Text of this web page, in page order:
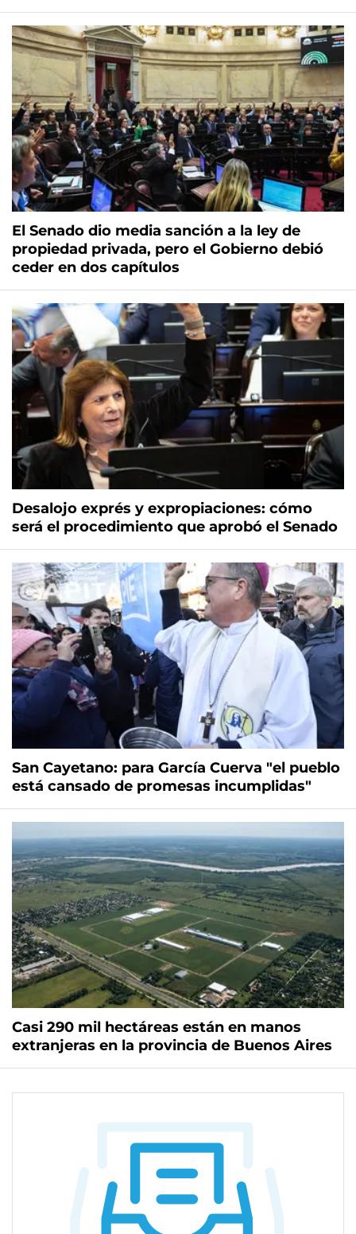
El Senado dio media sanción a la ley de
propiedad privada, pero el Gobierno debió
ceder en dos capítulos
Desalojo exprés y expropiaciones: cómo
será el procedimiento que aprobó el Senado
San Cayetano: para García Cuerva "el pueblo
está cansado de promesas incumplidas"
Casi 290 mil hectáreas están en manos
extranjeras en la provincia de Buenos Aires